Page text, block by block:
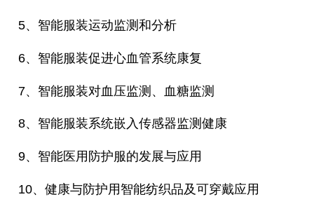
5、智能服装运动监测和分析
6、智能服装促进心血管系统康复
7、智能服装对血压监测、血糖监测
8、智能服装系统嵌入传感器监测健康
9、智能医用防护服的发展与应用
10、健康与防护用智能纺织品及可穿戴应用